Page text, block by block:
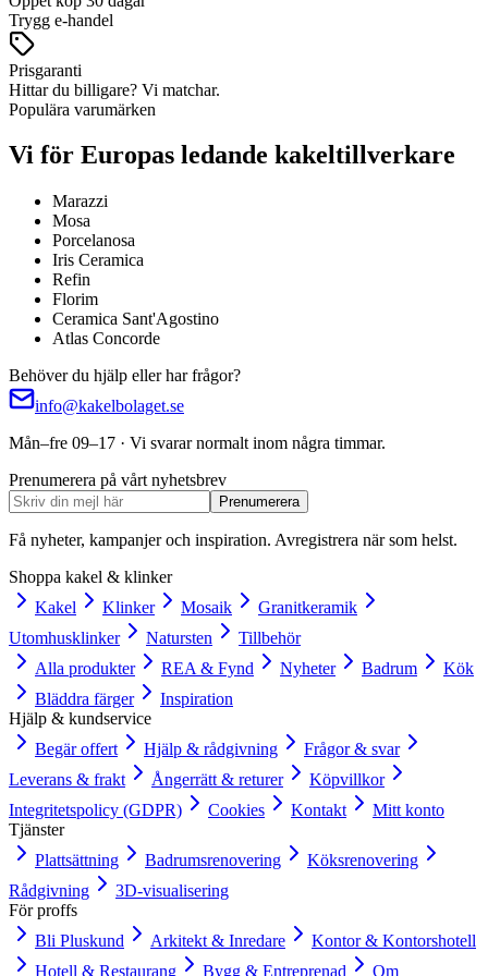
Trygg e-handel
Prisgaranti
Hittar du billigare? Vi matchar.
Populära varumärken
Vi för Europas ledande kakeltillverkare
Marazzi
Mosa
Porcelanosa
Iris Ceramica
Refin
Florim
Ceramica Sant'Agostino
Atlas Concorde
Behöver du hjälp eller har frågor?
info@kakelbolaget.se
Mån–fre 09–17 · Vi svarar normalt inom några timmar.
Prenumerera på vårt nyhetsbrev
Prenumerera
Få nyheter, kampanjer och inspiration. Avregistrera när som helst.
Shoppa kakel & klinker
Kakel
Klinker Mosaik
Granitkeramik
Utomhusklinker
Natursten
Tillbehör
Alla produkter
REA & Fynd Nyheter Badrum
Kök
Bläddra färger
Inspiration
Hjälp & kundservice
Begär offert
Hjälp & rådgivning
Frågor & svar
Leverans & frakt
Ångerrätt & returer
Köpvillkor
Integritetspolicy (GDPR)
Cookies Kontakt
Mitt konto
Tjänster
Plattsättning
Badrumsrenovering
Köksrenovering
Rådgivning
3D-visualisering
För proffs
Bli Pluskund
Arkitekt & Inredare
Kontor & Kontorshotell
Hotell & Restaurang
Bygg & Entreprenad Om